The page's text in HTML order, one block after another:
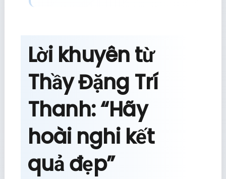
Lời khuyên từ
Thầy Đặng Trí
Thanh: “Hãy
hoài nghi kết
quả đẹp”